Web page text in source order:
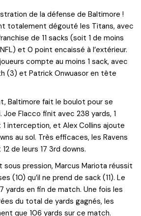
de la défense de Baltimore !
totalement dégouté les Titans, avec
de 11 sacks (soit 1 de moins
et 0 point encaissé à l’extérieur.
compte au moins 1 sack, avec
(3) et Patrick Onwuasor en tête
Baltimore fait le boulot pour se
Joe Flacco finit avec 238 yards, 1
interception, et Alex Collins ajoute
au sol. Très efficaces, les Ravens
de leurs 17 3rd downs.
sous pression, Marcus Mariota réussit
(10) qu’il ne prend de sack (11). Le
yards en fin de match. Une fois les
du total de yards gagnés, les
que 106 yards sur ce match.